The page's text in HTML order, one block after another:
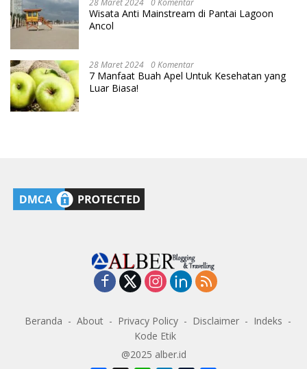
28 Maret 2024 0 Komentar
Wisata Anti Mainstream di Pantai Lagoon
Ancol
28 Maret 2024 0 Komentar
7 Manfaat Buah Apel Untuk Kesehatan yang
Luar Biasa!
Beranda About Privacy Policy Disclaimer
Indeks
Kode Etik
@2025 alber.id